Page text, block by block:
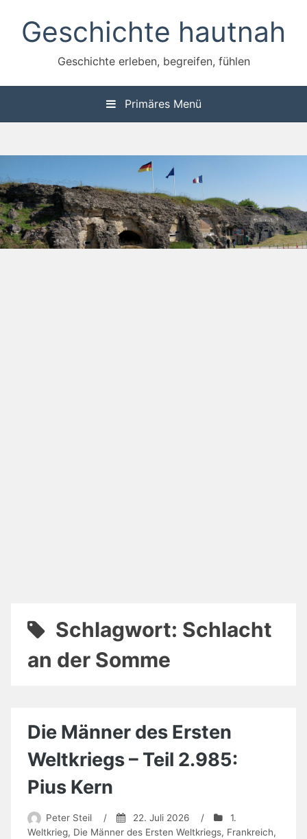
Inhalt
springenGeschichte hautnah
Geschichte erleben, begreifen, fühlen
Primäres Menü
Schlagwort: Schlacht
an der Somme
Die Männer des Ersten
Weltkriegs – Teil 2.985:
Pius Kern
Peter Steil / 22. Juli 2026 /
1.
Weltkrieg, Die Männer des Ersten Weltkriegs, Frankreich,